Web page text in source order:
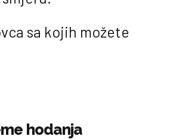
sa kojih možete
hodanja